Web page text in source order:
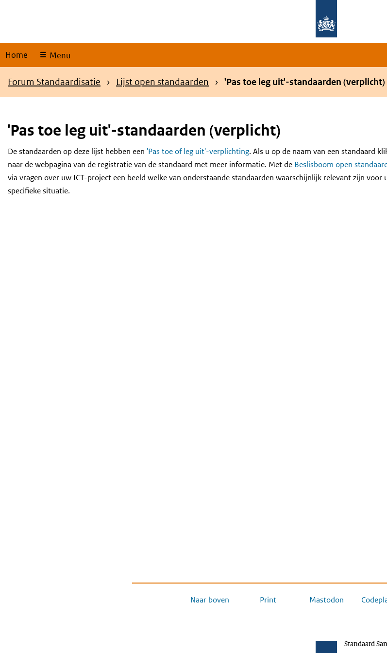
Home Menu
Kruimelpad
Forum Standaardisatie Lijst open standaarden 'Pas toe leg uit'-standaarden (verplicht)
'Pas toe leg uit'-standaarden (verplicht)
Content
De standaarden op deze lijst hebben een 'Pas toe of leg uit'-verplichting. Als u op de naam van een standaard
naar de webpagina van de registratie van de standaard met meer informatie. Met de Beslisboom open
via vragen over uw ICT-project een beeld welke van onderstaande standaarden waarschijnlijk relevant zijn voor
specifieke situatie.
Naar boven Print Mastodon
Standaard